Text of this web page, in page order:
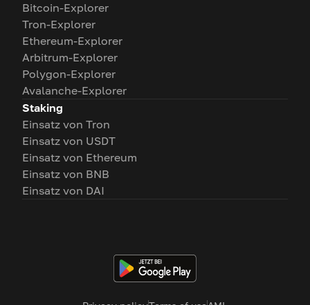
Bitcoin-Explorer
Tron-Explorer
Ethereum-Explorer
Arbitrum-Explorer
Polygon-Explorer
Avalanche-Explorer
Staking
Einsatz von Tron
Einsatz von USDT
Einsatz von Ethereum
Einsatz von BNB
Einsatz von DAI